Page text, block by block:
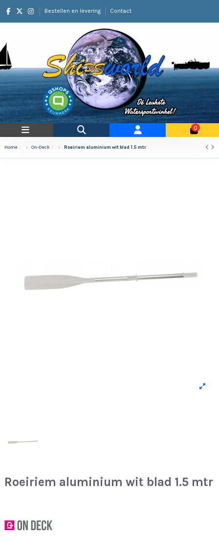
Bestellen en levering Contact
0
Home On-Deck Roeiriem aluminium wit blad 1.5 mtr
Roeiriem aluminium wit blad 1.5 mtr